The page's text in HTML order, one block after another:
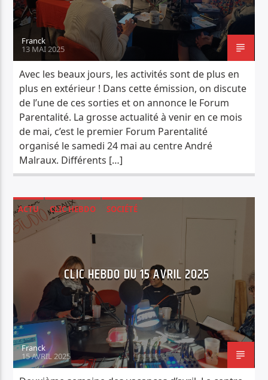
Franck
13 MAI 2025
Avec les beaux jours, les activités sont de plus en
plus en extérieur ! Dans cette émission, on discute
de l’une de ces sorties et on annonce le Forum
Parentalité. La grosse actualité à venir en ce mois
de mai, c’est le premier Forum Parentalité
organisé le samedi 24 mai au centre André
Malraux. Différents […]
ACTU CLIC HEBDO SOCIÉTÉ
CLIC HEBDO DU 15 AVRIL 2025
Franck
15 AVRIL 2025